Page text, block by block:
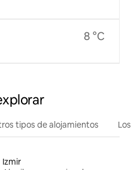
8 °C
tipos de alojamientos
Izmir